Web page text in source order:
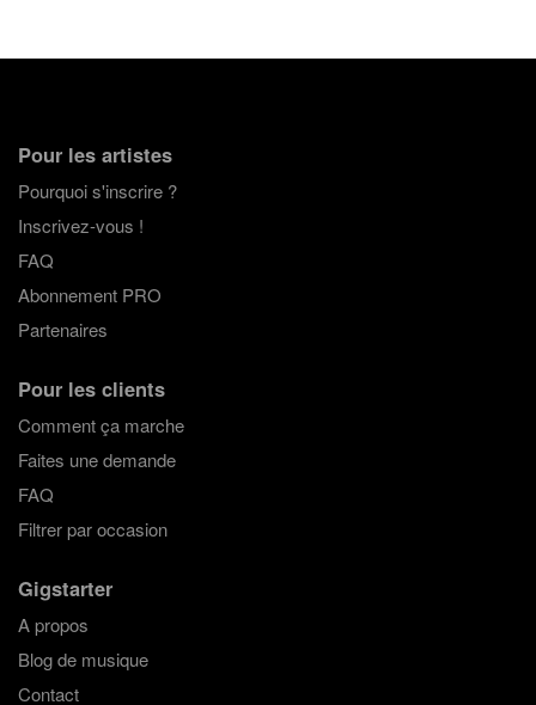
Pour les artistes
Pourquoi s'inscrire ?
Inscrivez-vous !
FAQ
Abonnement PRO
Partenaires
Pour les clients
Comment ça marche
Faites une demande
FAQ
Filtrer par occasion
Gigstarter
A propos
Blog de musique
Contact